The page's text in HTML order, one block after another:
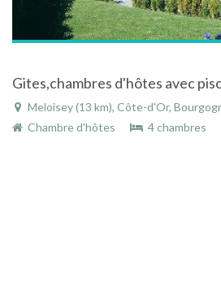
Meloisey (13 km), Côte-d'Or, Bourgogne,
Chambre d'hôtes
4 chambres